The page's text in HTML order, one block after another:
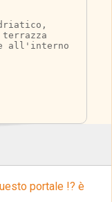
all'interno
portale !? è